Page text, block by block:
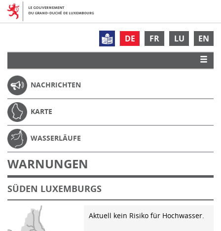
DE FR LU EN
NACHRICHTEN
KARTE
WASSERLÄUFE
WARNUNGEN
SÜDEN LUXEMBURGS
Aktuell kein Risiko für Hochwasser.